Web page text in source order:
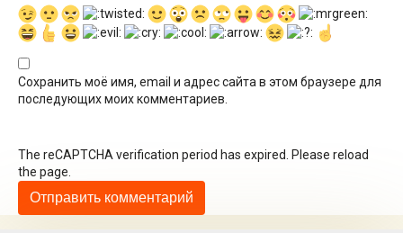
Сохранить моё имя, email и адрес сайта в этом браузере для
последующих моих комментариев.
The reCAPTCHA verification period has expired. Please reload
the page.